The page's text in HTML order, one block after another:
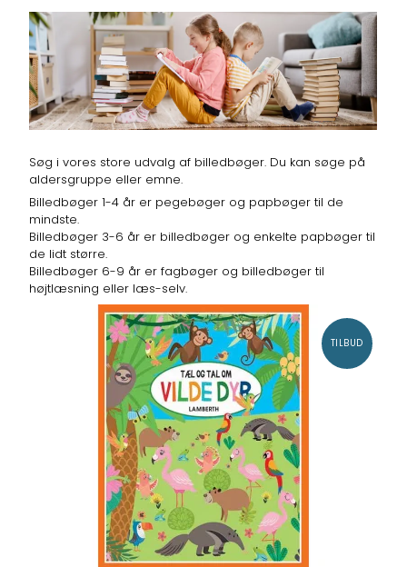
Søg i vores store udvalg af billedbøger. Du kan søge på
aldersgruppe eller emne.
Billedbøger 1-4 år er pegebøger og papbøger til de
mindste.
Billedbøger 3-6 år er billedbøger og enkelte papbøger til
de lidt større.
Billedbøger 6-9 år er fagbøger og billedbøger til
højtlæsning eller læs-selv.
TILBUD